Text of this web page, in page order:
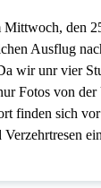
den
Ausflug
wir unr vier
Fotos von
finden sich
Verzehrtresen